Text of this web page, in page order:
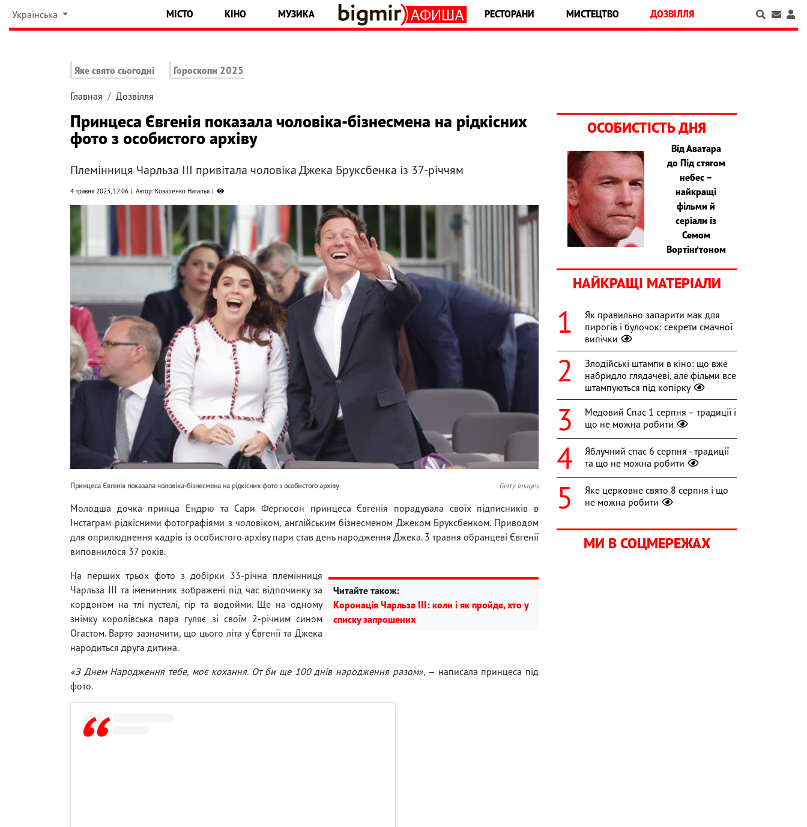
Українська МІСТО КІНО МУЗИКА РЕСТОРАНИ МИСТЕЦТВО ДОЗВІЛЛЯ
Яке свято сьогодні Гороскопи 2025
Главная Дозвілля
Принцеса Євгенія показала чоловіка-бізнесмена на рідкісних
фото з особистого архіву
Племінниця Чарльза III привітала чоловіка Джека Бруксбенка із 37-річчям
4 травня 2023, 12:06 Автор: Коваленко Наталья
Принцеса Євгенія показала чоловіка-бізнесмена на рідкісних фото з особистого архіву Getty Images
Молодша дочка принца Ендрю та Сари Фергюсон принцеса Євгенія порадувала своїх підписників в
Інстаграм рідкісними фотографіями з чоловіком, англійським бізнесменом Джеком Бруксбенком. Приводом
для оприлюднення кадрів із особистого архіву пари став день народження Джека. 3 травня обранцеві Євгенії
виповнилося 37 років.
Читайте також:
Коронація Чарльза III: коли і як пройде, хто у
списку запрошених
На перших трьох фото з добірки 33-річна племінниця
Чарльза III та іменинник зображені під час відпочинку за
кордоном на тлі пустелі, гір та водойми. Ще на одному
знімку королівська пара гуляє зі своїм 2-річним сином
Огастом. Варто зазначити, що цього літа у Євгенії та Джека
народиться друга дитина.
«З Днем Народження тебе, моє кохання. От би ще 100 днів народження разом», — написала принцеса під
фото.
ОСОБИСТІСТЬ ДНЯ
Від Аватара
до Під стягом
небес –
найкращі
фільми й
серіали із
Семом
Вортінґтоном
НАЙКРАЩІ МАТЕРІАЛИ
Як правильно запарити мак для
пирогів і булочок: секрети смачної
випічки
Злодійські штампи в кіно: що вже
набридло глядачеві, але фільми все
штампуються під копірку
Медовий Спас 1 серпня – традиції і
що не можна робити
Яблучний спас 6 серпня - традиції
та що не можна робити
Яке церковне свято 8 серпня і що
не можна робити
МИ В СОЦМЕРЕЖАХ